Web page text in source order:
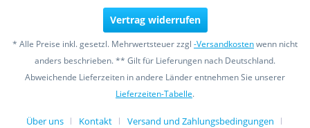
Vertrag widerrufen
* Alle Preise inkl. gesetzl. Mehrwertsteuer zzgl -Versandkostenwenn nicht
anders beschrieben. ** Gilt für Lieferungen nach Deutschland.
Abweichende Lieferzeiten in andere Länder entnehmen Sie unserer
Lieferzeiten-Tabelle.
Über uns Kontakt
Versand und Zahlungsbedingungen